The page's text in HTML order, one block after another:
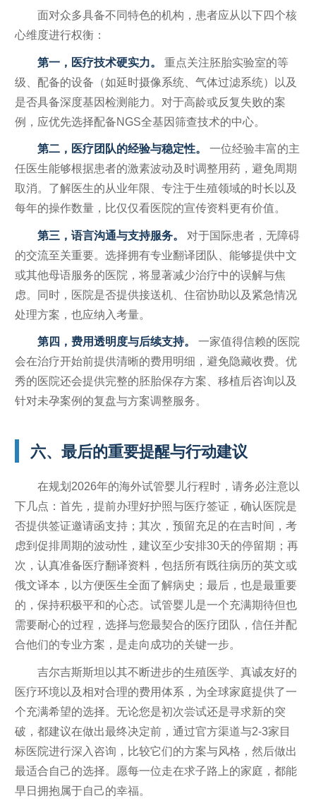
面对众多具备不同特色的机构，患者应从以下四个核
心维度进行权衡：
第一，医疗技术硬实力。
重点关注胚胎实验室的等
级、配备的设备（如延时摄像系统、气体过滤系统）以及
是否具备深度基因检测能力。对于高龄或反复失败的案
例，应优先选择配备NGS全基因筛查技术的中心。
第二，医疗团队的经验与稳定性。
一位经验丰富的主
任医生能够根据患者的激素波动及时调整用药，避免周期
取消。了解医生的从业年限、专注于生殖领域的时长以及
每年的操作数量，比仅仅看医院的宣传资料更有价值。
第三，语言沟通与支持服务。
对于国际患者，无障碍
的交流至关重要。选择拥有专业翻译团队、能够提供中文
或其他母语服务的医院，将显著减少治疗中的误解与焦
虑。同时，医院是否提供接送机、住宿协助以及紧急情况
处理方案，也应纳入考量。
第四，费用透明度与后续支持。
一家值得信赖的医院
会在治疗开始前提供清晰的费用明细，避免隐藏收费。优
秀的医院还会提供完整的胚胎保存方案、移植后咨询以及
针对未孕案例的复盘与方案调整服务。
六、最后的重要提醒与行动建议
在规划2026年的海外试管婴儿行程时，请务必注意以
下几点：首先，提前办理好护照与医疗签证，确认医院是
否提供签证邀请函支持；其次，预留充足的在吉时间，考
虑到促排周期的波动性，建议至少安排30天的停留期；再
次，认真准备医疗翻译资料，包括所有既往病历的英文或
俄文译本，以方便医生全面了解病史；最后，也是最重要
的，保持积极平和的心态。试管婴儿是一个充满期待但也
需要耐心的过程，选择与您最契合的医疗团队，信任并配
合他们的专业方案，是走向成功的关键一步。
吉尔吉斯斯坦以其不断进步的生殖医学、真诚友好的
医疗环境以及相对合理的费用体系，为全球家庭提供了一
个充满希望的选择。无论您是初次尝试还是寻求新的突
破，都建议在做出最终决定前，通过官方渠道与2-3家目
标医院进行深入咨询，比较它们的方案与风格，然后做出
最适合自己的选择。愿每一位走在求子路上的家庭，都能
早日拥抱属于自己的幸福。